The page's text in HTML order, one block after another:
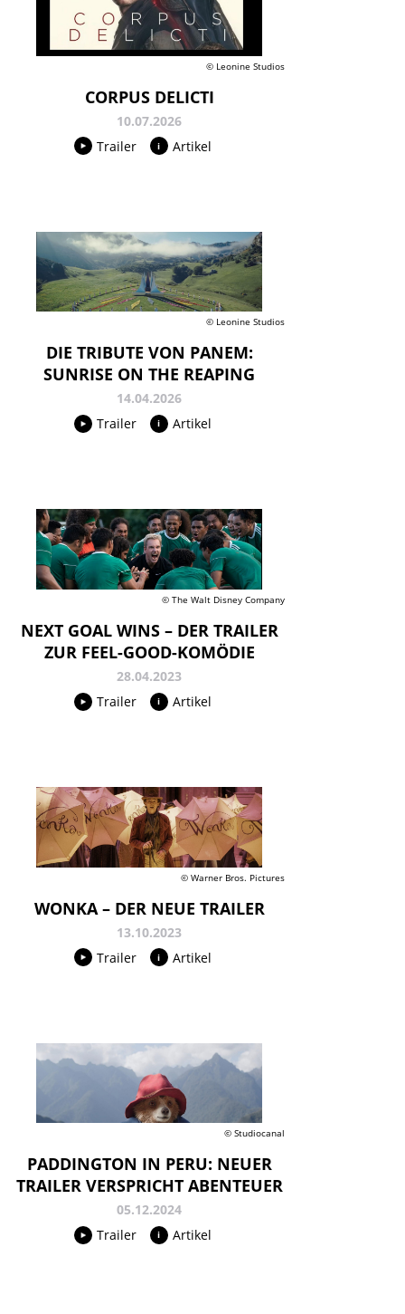
© Leonine Studios
CORPUS DELICTI
10.07.2026
Trailer
Artikel
© Leonine Studios
DIE TRIBUTE VON PANEM:
SUNRISE ON THE REAPING
14.04.2026
Trailer
Artikel
© The Walt Disney Company
NEXT GOAL WINS – DER TRAILER
ZUR FEEL-GOOD-KOMÖDIE
28.04.2023
Trailer
Artikel
© Warner Bros. Pictures
WONKA – DER NEUE TRAILER
13.10.2023
Trailer
Artikel
© Studiocanal
PADDINGTON IN PERU: NEUER
TRAILER VERSPRICHT ABENTEUER
05.12.2024
Trailer
Artikel